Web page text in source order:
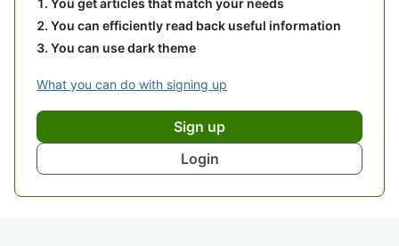
You get articles that match your needs
You can efficiently read back useful information
You can use dark theme
What you can do with signing up
Sign up
Login